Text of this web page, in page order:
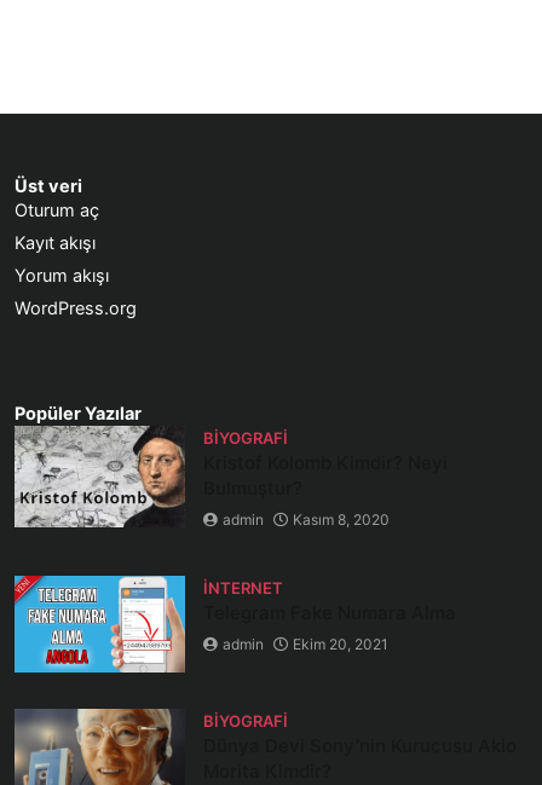
Üst veri
Oturum aç
Kayıt akışı
Yorum akışı
WordPress.org
Popüler Yazılar
BIYOGRAFI
admin Kasım 8, 2020
İNTERNET
admin Ekim 20, 2021
BIYOGRAFI